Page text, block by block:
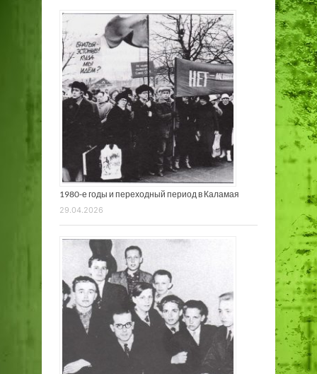
1980-е годы и переходный период в Каламая
29.04.2026